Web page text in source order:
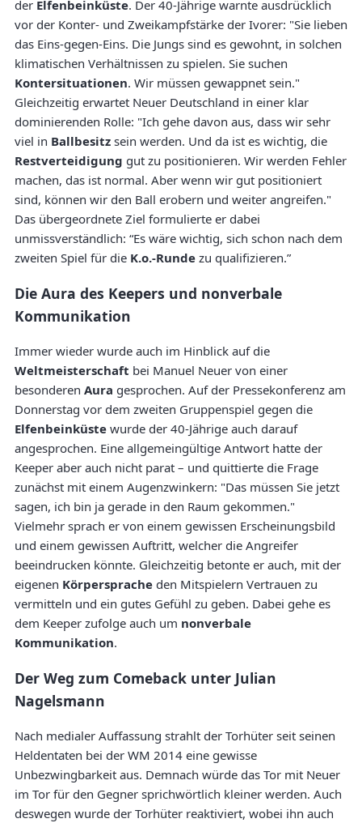
der Elfenbeinküste. Der 40-Jährige warnte ausdrücklich
vor der Konter- und Zweikampfstärke der Ivorer: "Sie lieben
das Eins-gegen-Eins. Die Jungs sind es gewohnt, in solchen
klimatischen Verhältnissen zu spielen. Sie suchen
Kontersituationen. Wir müssen gewappnet sein."
Gleichzeitig erwartet Neuer Deutschland in einer klar
dominierenden Rolle: "Ich gehe davon aus, dass wir sehr
viel in Ballbesitz sein werden. Und da ist es wichtig, die
Restverteidigung gut zu positionieren. Wir werden Fehler
machen, das ist normal. Aber wenn wir gut positioniert
sind, können wir den Ball erobern und weiter angreifen."
Das übergeordnete Ziel formulierte er dabei
unmissverständlich: “Es wäre wichtig, sich schon nach dem
zweiten Spiel für die K.o.-Runde zu qualifizieren.”
Die Aura des Keepers und nonverbale
Kommunikation
Immer wieder wurde auch im Hinblick auf die
Weltmeisterschaft bei Manuel Neuer von einer
besonderen Aura gesprochen. Auf der Pressekonferenz am
Donnerstag vor dem zweiten Gruppenspiel gegen die
Elfenbeinküste wurde der 40-Jährige auch darauf
angesprochen. Eine allgemeingültige Antwort hatte der
Keeper aber auch nicht parat – und quittierte die Frage
zunächst mit einem Augenzwinkern: "Das müssen Sie jetzt
sagen, ich bin ja gerade in den Raum gekommen."
Vielmehr sprach er von einem gewissen Erscheinungsbild
und einem gewissen Auftritt, welcher die Angreifer
beeindrucken könnte. Gleichzeitig betonte er auch, mit der
eigenen Körpersprache den Mitspielern Vertrauen zu
vermitteln und ein gutes Gefühl zu geben. Dabei gehe es
dem Keeper zufolge auch um nonverbale
Kommunikation.
Der Weg zum Comeback unter Julian
Nagelsmann
Nach medialer Auffassung strahlt der Torhüter seit seinen
Heldentaten bei der WM 2014 eine gewisse
Unbezwingbarkeit aus. Demnach würde das Tor mit Neuer
im Tor für den Gegner sprichwörtlich kleiner werden. Auch
deswegen wurde der Torhüter reaktiviert, wobei ihn auch